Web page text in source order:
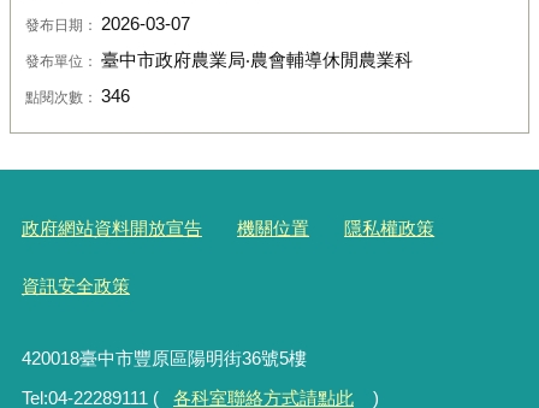
發布日期： 2026-03-07
發布單位： 臺中市政府農業局‧農會輔導休閒農業科
點閱次數： 346
政府網站資料開放宣告 機關位置 隱私權政策
資訊安全政策
420018臺中市豐原區陽明街36號5樓
Tel:04-22289111 (
各科室聯絡方式請點此 )